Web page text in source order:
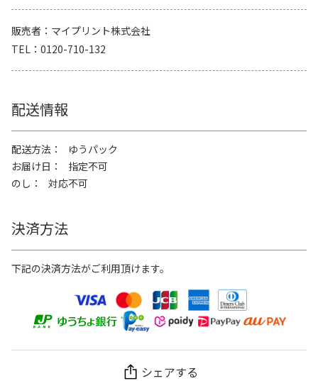
販売者
マイプリント株式会社
TEL
0120-710-132
配送情報
配送方法
ゆうパック
お届け日
指定不可
のし
対応不可
決済方法
下記の決済方法がご利用頂けます。
シェアする